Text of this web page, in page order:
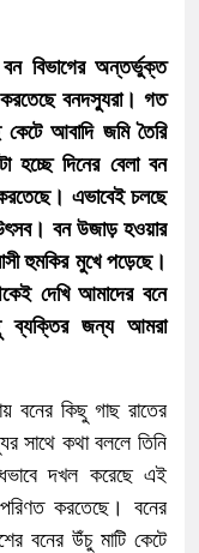
বন বিভাগের অন্তর্ভুক্ত
করতেছে বনদস্যুরা। গত
আবাদি জমি তৈরি
হচ্ছে দিনের বেলা বন
এভাবেই চলছে
বন উজাড় হওয়ার
হুমকির মুখে পড়েছে।
দেখি আমাদের বনে
ব্যক্তির জন্য আমরা
বনের কিছু গাছ রাতের
সাথে কথা বললে তিনি
দখল করেছে এই
করতেছে। বনের
বনের উঁচু মাটি কেটে